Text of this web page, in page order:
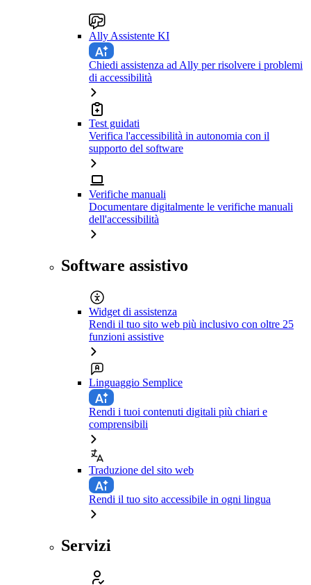
Ally Assistente KI
Chiedi assistenza ad Ally per risolvere i problemi
di accessibilità
Test guidati
Verifica l'accessibilità in autonomia con il
supporto del software
Verifiche manuali
Documentare digitalmente le verifiche manuali
dell'accessibilità
Software assistivo
Widget di assistenza
Rendi il tuo sito web più inclusivo con oltre 25
funzioni assistive
Linguaggio Semplice
Rendi i tuoi contenuti digitali più chiari e
comprensibili
Traduzione del sito web
Rendi il tuo sito accessibile in ogni lingua
Servizi